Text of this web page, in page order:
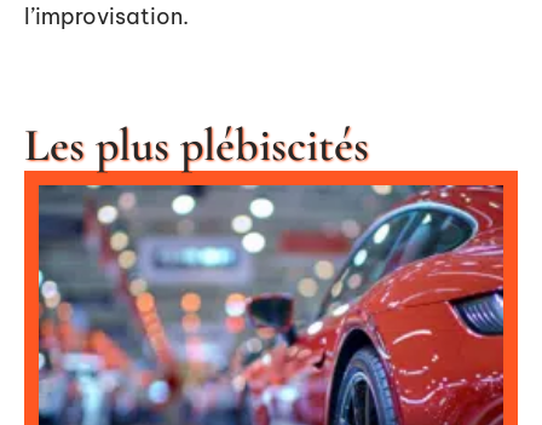
l’improvisation.
Les plus plébiscités